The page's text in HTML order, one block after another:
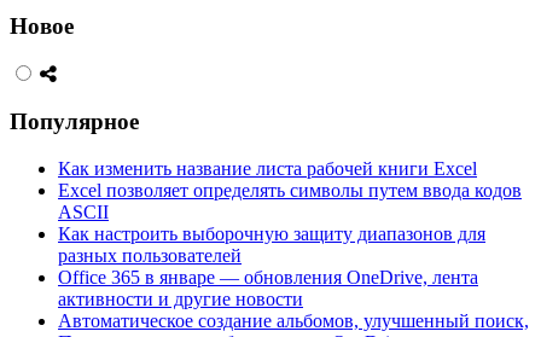
Новое
Популярное
Как изменить название листа рабочей книги Excel
Excel позволяет определять символы путем ввода кодов
ASCII
Как настроить выборочную защиту диапазонов для
разных пользователей
Office 365 в январе — обновления OneDrive, лента
активности и другие новости
Автоматическое создание альбомов, улучшенный поиск,